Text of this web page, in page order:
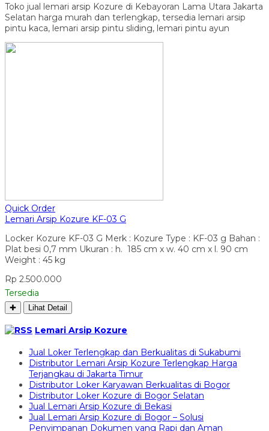
Toko jual lemari arsip Kozure di Kebayoran Lama Utara Jakarta
Selatan harga murah dan terlengkap, tersedia lemari arsip
pintu kaca, lemari arsip pintu sliding, lemari pintu ayun
Quick Order
Lemari Arsip Kozure KF-03 G
Locker Kozure KF-03 G Merk : Kozure Type : KF-03 g Bahan :
Plat besi 0,7 mm Ukuran : h. 185 cm x w. 40 cm x l. 90 cm
Weight : 45 kg
Rp 2.500.000
Tersedia
✚ Lihat Detail
Lemari Arsip Kozure
Jual Loker Terlengkap dan Berkualitas di Sukabumi
Distributor Lemari Arsip Kozure Terlengkap Harga
Terjangkau di Jakarta Timur
Distributor Loker Karyawan Berkualitas di Bogor
Distributor Loker Kozure di Bogor Selatan
Jual Lemari Arsip Kozure di Bekasi
Jual Lemari Arsip Kozure di Bogor – Solusi
Penyimpanan Dokumen yang Rapi dan Aman